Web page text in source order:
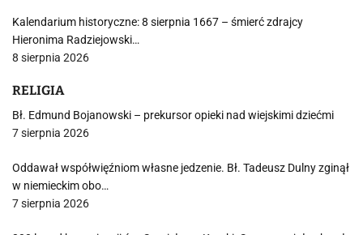
Kalendarium historyczne: 8 sierpnia 1667 – śmierć zdrajcy
Hieronima Radziejowski…
8 sierpnia 2026
RELIGIA
Bł. Edmund Bojanowski – prekursor opieki nad wiejskimi dziećmi
7 sierpnia 2026
Oddawał współwięźniom własne jedzenie. Bł. Tadeusz Dulny zginął
w niemieckim obo…
7 sierpnia 2026